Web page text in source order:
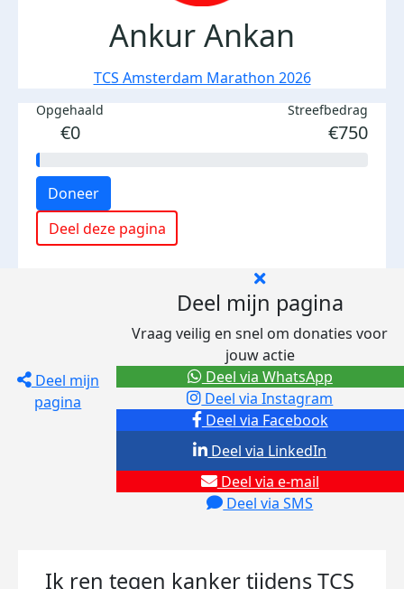
Ankur Ankan
TCS Amsterdam Marathon 2026
Opgehaald
€0
Streefbedrag
€750
Doneer
Deel deze pagina
Deel mijn
pagina
Deel mijn pagina
Vraag veilig en snel om donaties voor
jouw actie
Deel via Facebook
Deel via Instagram
Deel via e-mail
Deel via SMS
Deel via LinkedIn
Deel via WhatsApp
Ik ren tegen kanker tijdens TCS